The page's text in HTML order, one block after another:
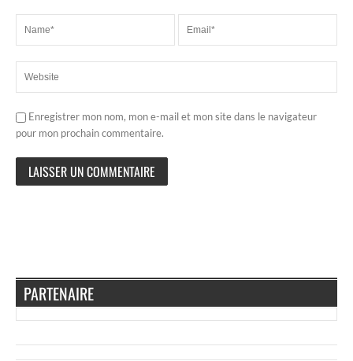
Enregistrer mon nom, mon e-mail et mon site dans le navigateur
pour mon prochain commentaire.
PARTENAIRE